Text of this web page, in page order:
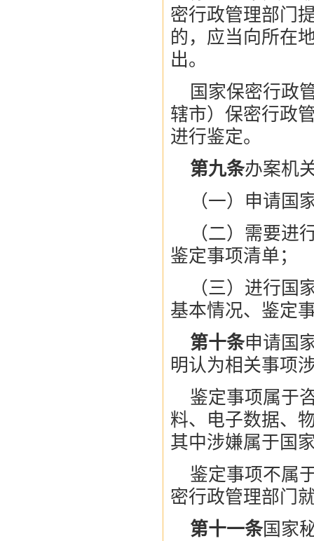
密行政管理部门
的，应当向所在
出。
国家保密行政
辖市）保密行政
进行鉴定。
第九条办案机
（一）申请国
（二）需要进
鉴定事项清单；
（三）进行国
基本情况、鉴定
第十条申请国
明认为相关事项
鉴定事项属于
料、电子数据、
其中涉嫌属于国
鉴定事项不属
密行政管理部门
第十一条国家